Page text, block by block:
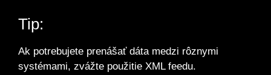
Tip:
Ak potrebujete prenášať dáta medzi rôznymi
systémami, zvážte použitie XML feedu.